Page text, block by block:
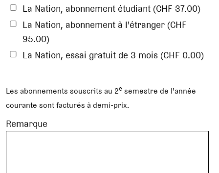
La Nation, abonnement étudiant (CHF 37.00)
La Nation, abonnement à l'étranger (CHF
95.00)
La Nation, essai gratuit de 3 mois (CHF 0.00)
Les abonnements souscrits au 2e semestre de l'année
courante sont facturés à demi-prix.
Remarque